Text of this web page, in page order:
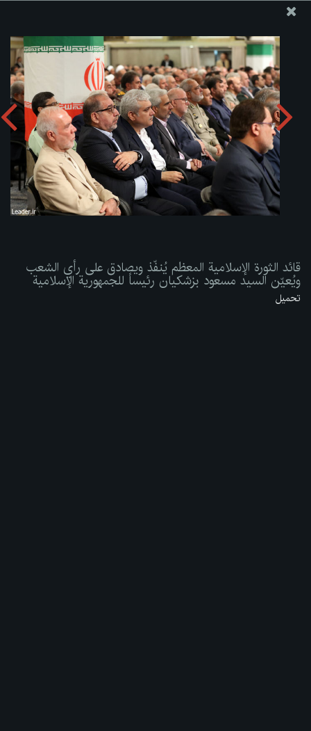
قائد الثورة الإسلامية المعظم يُنفّذ ويصادق على رأي الشعب
ويُعيّن السيد مسعود بزشكيان رئيساً للجمهورية الإسلامية
تحميل الألبوم:zip
قائد الثورة الإسلامية المعظم يُنفّذ ويصادق على رأي الشعب
ويُعيّن السيد مسعود بزشكيان رئيساً للجمهورية الإسلامية
تحميل